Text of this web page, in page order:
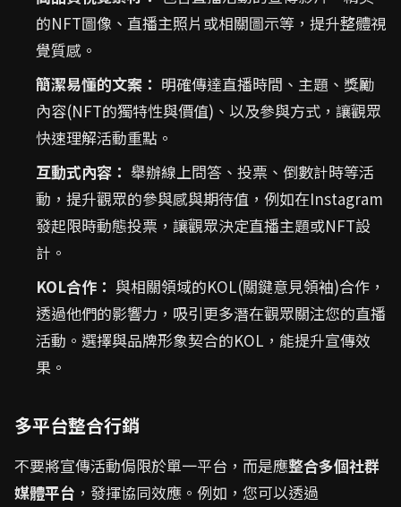
的NFT圖像、直播主照片或相關圖示等，提升整體視
覺質感。
簡潔易懂的文案： 明確傳達直播時間、主題、獎勵
內容(NFT的獨特性與價值)、以及參與方式，讓觀眾
快速理解活動重點。
互動式內容： 舉辦線上問答、投票、倒數計時等活
動，提升觀眾的參與感與期待值，例如在Instagram
發起限時動態投票，讓觀眾決定直播主題或NFT設
計。
KOL合作： 與相關領域的KOL(關鍵意見領袖)合作，
透過他們的影響力，吸引更多潛在觀眾關注您的直播
活動。選擇與品牌形象契合的KOL，能提升宣傳效
果。
多平台整合行銷
不要將宣傳活動侷限於單一平台，而是應整合多個社群
媒體平台 ，發揮協同效應。例如，您可以透過